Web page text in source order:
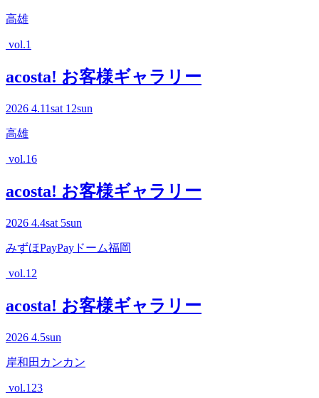
高雄
vol.1
acosta! お客様ギャラリー
2026 4.11sat 12sun
高雄
vol.16
acosta! お客様ギャラリー
2026 4.4sat 5sun
みずほPayPayドーム福岡
vol.12
acosta! お客様ギャラリー
2026 4.5sun
岸和田カンカン
vol.123